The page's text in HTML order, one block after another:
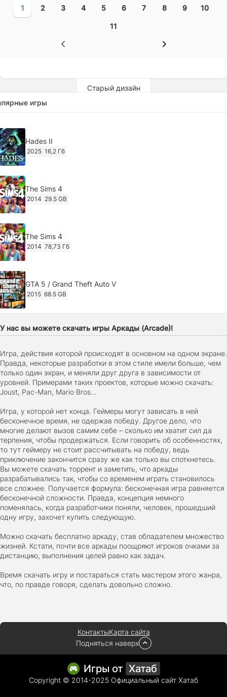
1 2 3 4 5 6 7 8 9 10
11
Старый дизайн
игры
Hades II
2025 16,2 Гб
The Sims 4
2014 29.5 GB
The Sims 4
2014 78,73 Гб
GTA 5 / Grand Theft Auto V
2015 68.5 GB
Ghost of Tsushima: Director's Cut v.1053.8.1023.1614
[RePack Decepticon] (2024)
Cyberpunk 2077
2020 49.4 GB
Ghost of Tsushima: Director's Cut v.1053.9.0623.1807
игры] (2020-2024)
2020-2024 68,09 Гб
Euro Truck Simulator 2 v.1.60.1.7s [Папка игры] (2012)
37,77 Гб
Forza Horizon 5 v.688.044 [Папка игры] (2021)
176,66 Гб
2024 3.4 gb
У нас вы можете скачать игры Аркады (Arcade)!
Игра, действия которой происходят в основном на одном экране.
Правда, некоторые разработки в этом стиле имели больше, чем
только один экран, и меняли друг друга в зависимости от
уровней. Примерами таких проектов, которые можно скачать:
Joust, Pac-Man, Mario Bros...
Игра, у которой нет конца. Геймеры могут зависать в ней
бесконечное время, не одержав победу. Другое дело, что
многие делают вызов самим себе – сколько им хватит сил да
терпения, чтобы продержаться. Если говорить об особенностях,
то тут геймеру не стоит рассчитывать на победу, ведь
приключение закончится сразу же как только вы споткнетесь.
Вы можете скачать торрент и заметить, что аркады
разрабатывались так, чтобы со временем играть становилось
все сложнее. Получается формула: бесконечная игра равняется
бесконечной сложности. Правда, концепция немного
поменялась, когда разработчики поняли, человек, прошедший
одну игру, захочет купить следующую.
Можно скачать бесплатно аркаду, став обладателем множество
жизней. Кстати, почти все аркады поощряют игроков очками за
дистанцию, выполнения целей равно как задач.
Время скачать игру и постараться стать мастером этого жанра,
что, по правде говоря, сделать довольно сложно.
КонтактыКарта сайта
Подняться наверх
Игры от Хатаб
Copyright © 2014-2025 Официальный сайт Хатаб